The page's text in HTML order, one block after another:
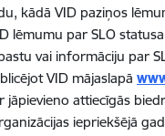
kādā VID paziņos
lēmumu par SLO
vai informāciju par
VID mājaslapā
jāpievieno attiecīgās
iepriekšējā